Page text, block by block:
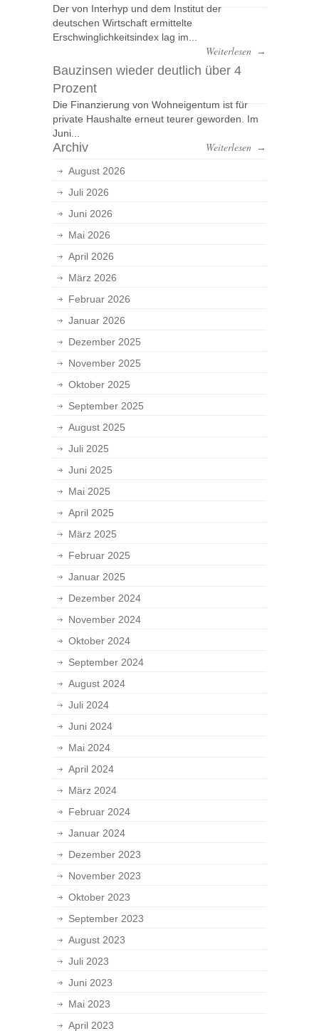
Der von Interhyp und dem Institut der
deutschen Wirtschaft ermittelte
Erschwinglichkeitsindex lag im...
Weiterlesen →
Bauzinsen wieder deutlich über 4
Prozent
Die Finanzierung von Wohneigentum ist für
private Haushalte erneut teurer geworden. Im
Juni...
Weiterlesen →
Archiv
August 2026
Juli 2026
Juni 2026
Mai 2026
April 2026
März 2026
Februar 2026
Januar 2026
Dezember 2025
November 2025
Oktober 2025
September 2025
August 2025
Juli 2025
Juni 2025
Mai 2025
April 2025
März 2025
Februar 2025
Januar 2025
Dezember 2024
November 2024
Oktober 2024
September 2024
August 2024
Juli 2024
Juni 2024
Mai 2024
April 2024
März 2024
Februar 2024
Januar 2024
Dezember 2023
November 2023
Oktober 2023
September 2023
August 2023
Juli 2023
Juni 2023
Mai 2023
April 2023